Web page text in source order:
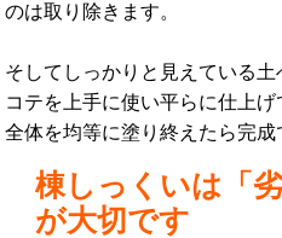
のは取り除きます。
そしてしっかりと見えている土
コテを上手に使い平らに仕上げ
全体を均等に塗り終えたら完成
棟しっくいは「
が大切です